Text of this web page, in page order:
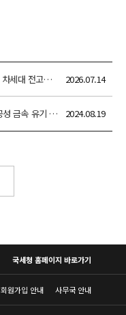
화학공학 인사이드:(21) 안전한 차세대 전고체전지 개발 2026.07.14
화학공학인사이드: (4) 나노다공성 금속 유기 골격체(MOF)를 이용한 대기 중 물 수확 기술 2024.08.19
국세청 홈페이지 바로가기
회원가입 안내 사무국 안내